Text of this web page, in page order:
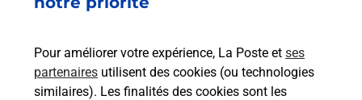
Pour améliorer votre expérience, La Poste et ses
partenaires utilisent des cookies (ou technologies
similaires). Les finalités des cookies sont les
Malin !